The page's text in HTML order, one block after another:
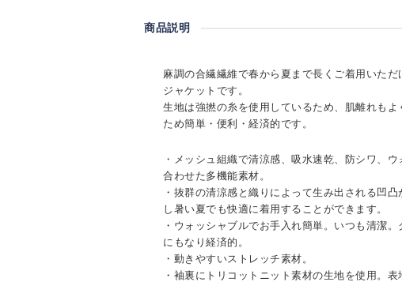
商品説明
麻調の合繊繊維で春から夏まで長くご着用いた
ジャケットです。
生地は強撚の糸を使用しているため、肌離れもよ
ため簡単・便利・経済的です。
・メッシュ組織で清涼感、吸水速乾、防シワ、
合わせた多機能素材。
・抜群の清涼感と織りによって生み出される凹
し暑い夏でも快適に着用することができます。
・ウォッシャブルでお手入れ簡単。いつも清潔
にもなり経済的。
・動きやすいストレッチ素材。
・袖裏にトリコットニット素材の生地を使用。